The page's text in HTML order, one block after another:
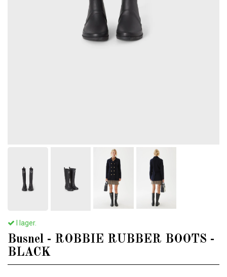
I lager.
Busnel - ROBBIE RUBBER BOOTS -
BLACK